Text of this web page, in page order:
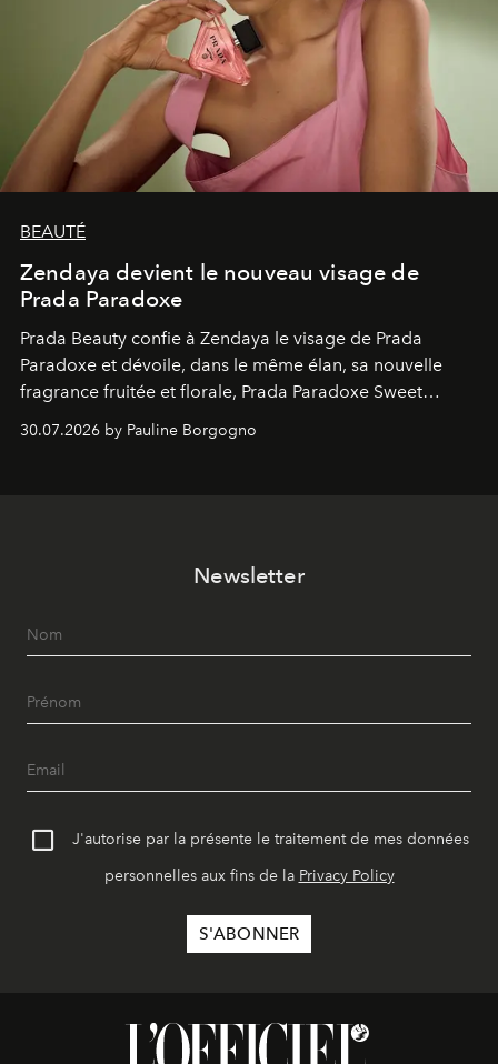
BEAUTÉ
Zendaya devient le nouveau visage de
Prada Paradoxe
Prada Beauty confie à Zendaya le visage de Prada
Paradoxe et dévoile, dans le même élan, sa nouvelle
fragrance fruitée et florale, Prada Paradoxe Sweet
Chemistry Eau de Parfum.
30.07.2026 by Pauline Borgogno
Newsletter
J'autorise par la présente le traitement de mes données
personnelles aux fins de la Privacy Policy